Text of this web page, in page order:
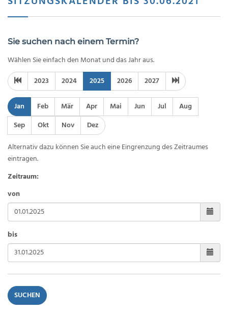
Sie suchen nach einem Termin?
Wählen Sie einfach den Monat und das Jahr aus.
2023
2024 2025 2026 2027
Jan Feb Mär Apr Mai Jun Jul
Aug
Sep
Okt Nov
Dez
Alternativ dazu können Sie auch eine Eingrenzung des Zeitraumes
eintragen.
Zeitraum:
von
bis
SUCHEN